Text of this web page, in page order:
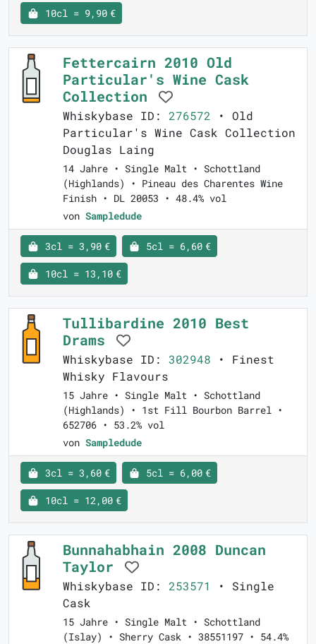
10cl = 9,90 €
Fettercairn 2010 Old
Particular's Wine Cask
Collection
Whiskybase ID: 276572 • Old
Particular's Wine Cask Collection
Douglas Laing
14 Jahre • Single Malt • Schottland
(Highlands) • Pineau des Charentes Wine
Finish • DL 20053 • 48.4% vol
von Sampledude
3cl = 3,90 € 5cl = 6,60 €
10cl = 13,10 €
Tullibardine 2010 Best
Drams
Whiskybase ID: 302948 • Finest
Whisky Flavours
15 Jahre • Single Malt • Schottland
(Highlands) • 1st Fill Bourbon Barrel •
652706 • 53.2% vol
von Sampledude
3cl = 3,60 € 5cl = 6,00 €
10cl = 12,00 €
Bunnahabhain 2008 Duncan
Taylor
Whiskybase ID: 253571
• Single
Cask
15 Jahre • Single Malt • Schottland
(Islay) • Sherry Cask • 38551197 • 54.4%